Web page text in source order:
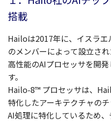
搭載
Hailoは2017年に、イスラ
のメンバーによって設立さ
高性能のAIプロセッサを開
す。
Hailo-8™ プロセッサは、
特化したアーキテクチャのチ
AI処理に特化しているため